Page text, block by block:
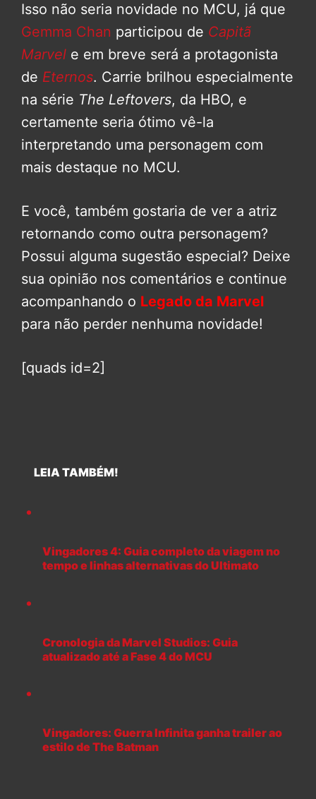
Isso não seria novidade no MCU, já que
Gemma Chan participou de Capitã
Marvel e em breve será a protagonista
de Eternos. Carrie brilhou especialmente
na série The Leftovers, da HBO, e
certamente seria ótimo vê-la
interpretando uma personagem com
mais destaque no MCU.
E você, também gostaria de ver a atriz
retornando como outra personagem?
Possui alguma sugestão especial? Deixe
sua opinião nos comentários e continue
acompanhando o Legado da Marvel
para não perder nenhuma novidade!
[quads id=2]
LEIA TAMBÉM!
Vingadores 4: Guia completo da viagem no
tempo e linhas alternativas do Ultimato
Cronologia da Marvel Studios: Guia
atualizado até a Fase 4 do MCU
Vingadores: Guerra Infinita ganha trailer ao
estilo de The Batman